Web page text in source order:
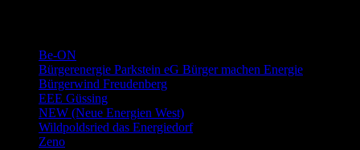
Be-ON
Bürgerenergie Parkstein eG Bürger machen Energie
Bürgerwind Freudenberg
EEE Güssing
NEW (Neue Energien West)
Wildpoldsried das Energiedorf
Zeno